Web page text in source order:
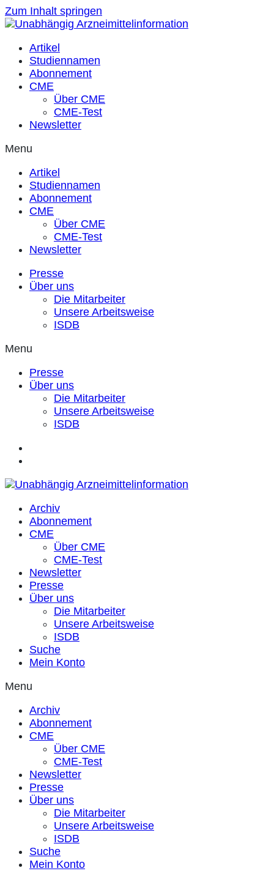
Zum Inhalt springen
Artikel
Studiennamen
Abonnement
CME
Über CME
CME-Test
Newsletter
Menu
Artikel
Studiennamen
Abonnement
CME
Über CME
CME-Test
Newsletter
Presse
Über uns
Die Mitarbeiter
Unsere Arbeitsweise
ISDB
Menu
Presse
Über uns
Die Mitarbeiter
Unsere Arbeitsweise
ISDB
Archiv
Abonnement
CME
Über CME
CME-Test
Newsletter
Presse
Über uns
Die Mitarbeiter
Unsere Arbeitsweise
ISDB
Suche
Mein Konto
Menu
Archiv
Abonnement
CME
Über CME
CME-Test
Newsletter
Presse
Über uns
Die Mitarbeiter
Unsere Arbeitsweise
ISDB
Suche
Mein Konto